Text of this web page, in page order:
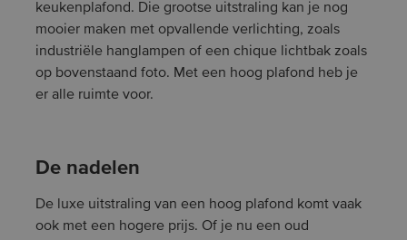
keukenplafond. Die grootse uitstraling kan je nog
mooier maken met opvallende verlichting, zoals
industriële hanglampen of een chique lichtbak zoals
op bovenstaand foto. Met een hoog plafond heb je
er alle ruimte voor.
De nadelen
De luxe uitstraling van een hoog plafond komt vaak
ook met een hogere prijs. Of je nu een oud